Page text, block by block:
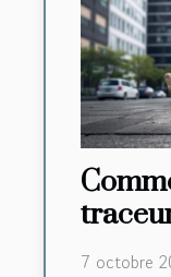
7 octobre